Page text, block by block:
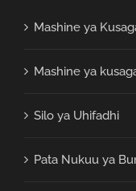
Mashine ya
Mashine ya
Silo ya Uhifadhi
Pata Nukuu ya